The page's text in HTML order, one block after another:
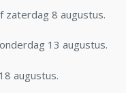
zaterdag 8 augustus.
13 augustus.
augustus.